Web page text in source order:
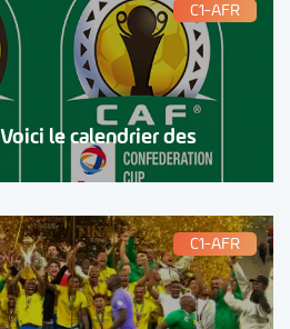
C1-AFR
le calendrier des
C1-AFR